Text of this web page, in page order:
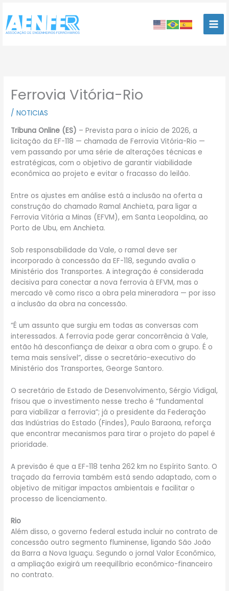
para
conteúdo
Ferrovia Vitória-Rio
/NOTICIAS
Tribuna Online (ES) – Prevista para o início de 2026, a
licitação da EF-118 — chamada de Ferrovia Vitória-Rio —
vem passando por uma série de alterações técnicas e
estratégicas, com o objetivo de garantir viabilidade
econômica ao projeto e evitar o fracasso do leilão.
Entre os ajustes em análise está a inclusão na oferta a
construção do chamado Ramal Anchieta, para ligar a
Ferrovia Vitória a Minas (EFVM), em Santa Leopoldina, ao
Porto de Ubu, em Anchieta.
Sob responsabilidade da Vale, o ramal deve ser
incorporado à concessão da EF-118, segundo avalia o
Ministério dos Transportes. A integração é considerada
decisiva para conectar a nova ferrovia à EFVM, mas o
mercado vê como risco a obra pela mineradora — por isso
a inclusão da obra na concessão.
“É um assunto que surgiu em todas as conversas com
interessados. A ferrovia pode gerar concorrência à Vale,
então há desconfiança de deixar a obra com o grupo. É o
tema mais sensível”, disse o secretário-executivo do
Ministério dos Transportes, George Santoro.
O secretário de Estado de Desenvolvimento, Sérgio Vidigal,
frisou que o investimento nesse trecho é “fundamental
para viabilizar a ferrovia”; já o presidente da Federação
das Indústrias do Estado (Findes), Paulo Baraona, reforça
que encontrar mecanismos para tirar o projeto do papel é
prioridade.
A previsão é que a EF-118 tenha 262 km no Espírito Santo. O
traçado da ferrovia também está sendo adaptado, com o
objetivo de mitigar impactos ambientais e facilitar o
processo de licenciamento.
Rio
Além disso, o governo federal estuda incluir no contrato de
concessão outro segmento fluminense, ligando São João
da Barra a Nova Iguaçu. Segundo o jornal Valor Econômico,
a ampliação exigirá um reequilíbrio econômico-financeiro
no contrato.